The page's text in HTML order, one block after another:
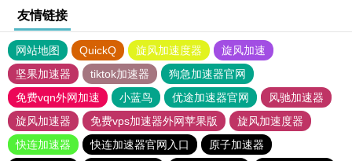
友情链接
网站地图 QuickQ 旋风加速度器
旋风加速
坚果加速器
tiktok加速器
狗急加速器官网
免费vqn外网加速
小蓝鸟 优途加速器官网
风驰加速器
旋风加速器
免费vps加速器外网苹果版
旋风加速度器
快连加速器
快连加速器官网入口
原子加速器